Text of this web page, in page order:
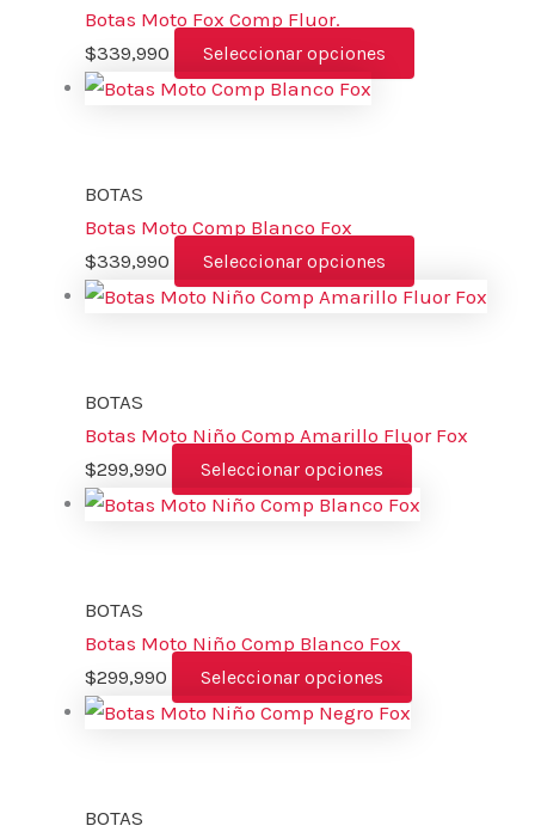
Botas Moto Fox Comp Fluor.
$339,990 Seleccionar opciones
BOTAS
Botas Moto Comp Blanco Fox
$339,990 Seleccionar opciones
BOTAS
Botas Moto Niño Comp Amarillo Fluor Fox
$299,990 Seleccionar opciones
BOTAS
Botas Moto Niño Comp Blanco Fox
$299,990 Seleccionar opciones
BOTAS